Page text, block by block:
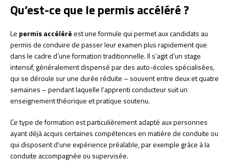
Qu’est-ce que le permis accéléré ?
Le permis accéléréest une formule qui permet aux candidats au
permis de conduire de passer leur examen plus rapidement que
dans le cadre d’une formation traditionnelle. Il s’agit d’un stage
intensif, généralement dispensé par des auto-écoles spécialisées,
qui se déroule sur une durée réduite – souvent entre deux et quatre
semaines – pendant laquelle l’apprenti conducteur suit un
enseignement théorique et pratique soutenu.
Ce type de formation est particulièrement adapté aux personnes
ayant déjà acquis certaines compétences en matière de conduite ou
qui disposent d’une expérience préalable, par exemple grâce à la
conduite accompagnée ou supervisée.